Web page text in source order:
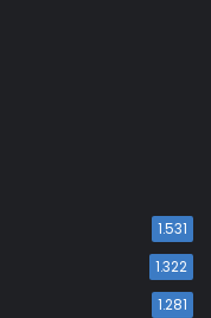
1.531
1.322
1.281